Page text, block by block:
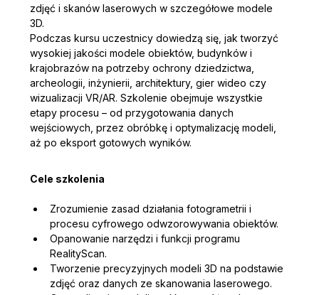
zdjęć i skanów laserowych w szczegółowe modele
3D.
Podczas kursu uczestnicy dowiedzą się, jak tworzyć
wysokiej jakości modele obiektów, budynków i
krajobrazów na potrzeby ochrony dziedzictwa,
archeologii, inżynierii, architektury, gier wideo czy
wizualizacji VR/AR. Szkolenie obejmuje wszystkie
etapy procesu – od przygotowania danych
wejściowych, przez obróbkę i optymalizację modeli,
aż po eksport gotowych wyników.
Cele szkolenia
Zrozumienie zasad działania fotogrametrii i
procesu cyfrowego odwzorowywania obiektów.
Opanowanie narzędzi i funkcji programu
RealityScan.
Tworzenie precyzyjnych modeli 3D na podstawie
zdjęć oraz danych ze skanowania laserowego.